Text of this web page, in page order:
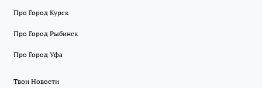
Про Город Курск
Про Город Рыбинск
Про Город Уфа
Твои Новости